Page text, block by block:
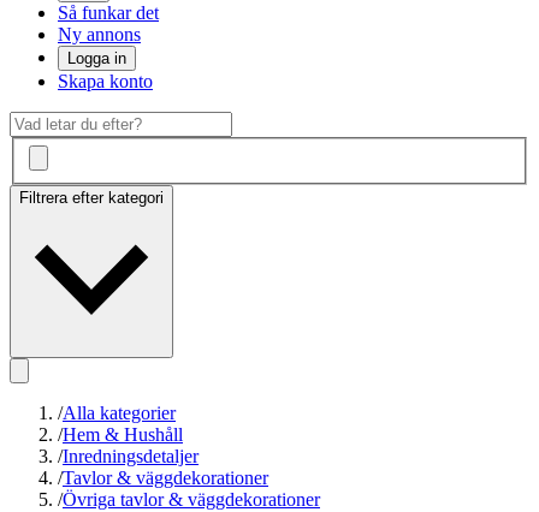
Så funkar det
Ny annons
Logga in
Skapa konto
Filtrera efter kategori
/Alla kategorier
/Hem & Hushåll
/Inredningsdetaljer
/Tavlor & väggdekorationer
/Övriga tavlor & väggdekorationer